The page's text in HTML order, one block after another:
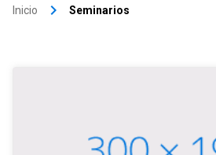
Inicio keyboard_arrow_right Seminarios